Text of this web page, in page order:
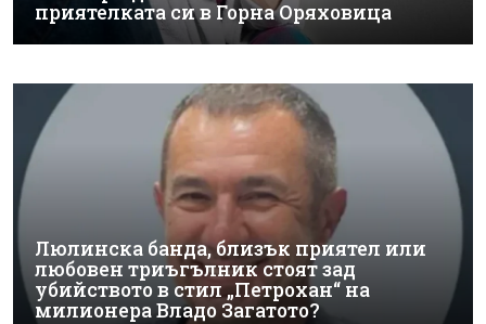
приятелката си в Горна Оряховица
Люлинска банда, близък приятел или
любовен триъгълник стоят зад
убийството в стил „Петрохан“ на
милионера Владо Загатото?